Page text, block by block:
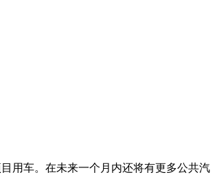
用车。在未来一个月内还将有更多公共汽